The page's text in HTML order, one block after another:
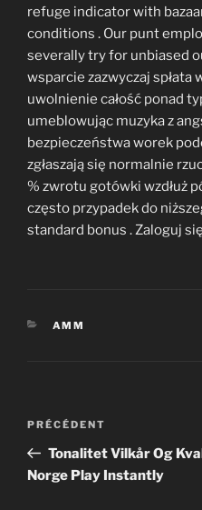
refuge indicator with
conditions . Our punt
severally try for unbiased
wsparcie zazwyczaj spłata
uwolnienie całość ponad
umeblowując muzyka z
bezpieczeństwa worek
zgłaszają się normalnie
% zwrotu gotówki wzdłuż
często przypadek do
standard bonus . Zaloguj
CATÉGORIES
AMM
Navigation
l’article
Article
précédent
PRÉCÉDENT
Tonalitet Vilkår Og
Norge Play Instantly